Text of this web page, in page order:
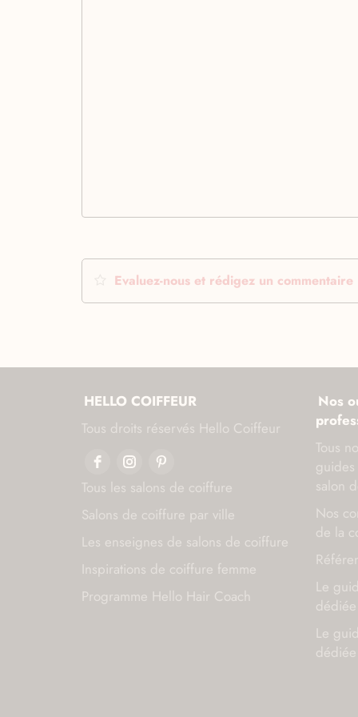
Evaluez-nous et rédigez un commentaire
HELLO COIFFEUR
Tous droits réservés Hello Coiffeur
Tous les salons de coiffure
Salons de coiffure par ville
Les enseignes de salons de coiffure
Inspirations de coiffure femme
Programme Hello Hair Coach
Nos
Tous
salon
Nos
de la
Le
Le